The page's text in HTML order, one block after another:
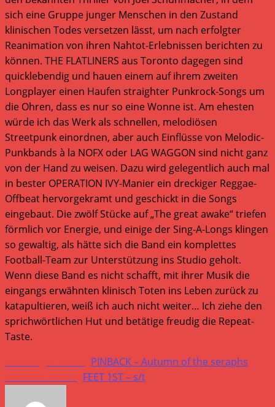
sich eine Gruppe junger Menschen in den Zustand
klinischen Todes versetzen lässt, um nach erfolgter
Reanimation von ihren Nahtot-Erlebnissen berichten zu
können. THE FLATLINERS aus Toronto dagegen sind
quicklebendig und hauen einem auf ihrem zweiten
Longplayer einen Haufen straighter Punkrock-Songs um
die Ohren, dass es nur so eine Wonne ist. Am ehesten
würde ich das Werk als schnellen, melodiösen
Streetpunk einordnen, aber auch Einflüsse von Melodic-
Punkbands à la NOFX oder LAG WAGGON sind nicht ganz
von der Hand zu weisen. Dazu wird gelegentlich auch mal
in bester OPERATION IVY-Manier ein dreckiger Reggae-
Offbeat hervorgekramt und geschickt in die Songs
eingebaut. Die zwölf Stücke auf „The great awake“ triefen
förmlich vor Energie, und einige der Sing-A-Longs klingen
so gewaltig, als hätte sich die Band ein komplettes
Football-Team zur Unterstützung ins Studio geholt.
Wenn diese Band es nicht schafft, mit ihrer Musik die
eingangs erwähnten klinisch Toten ins Leben zurück zu
katapultieren, weiß ich auch nicht weiter… Ich ziehe den
sprichwörtlichen Hut und betätige freudig die Repeat-
Taste.
Weitere
Artikel
ansehen
PINBACK – Autumn of the seraphs
FEET 1ST – s/t